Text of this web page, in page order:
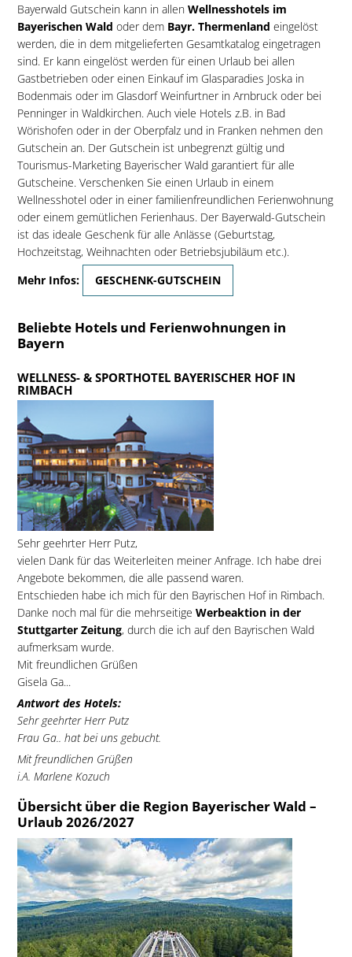
Bayerwald Gutschein kann in allen Wellnesshotels im
Bayerischen Wald oder dem Bayr. Thermenland eingelöst
werden, die in dem mitgelieferten Gesamtkatalog eingetragen
sind. Er kann eingelöst werden für einen Urlaub bei allen
Gastbetrieben oder einen Einkauf im Glasparadies Joska in
Bodenmais oder im Glasdorf Weinfurtner in Arnbruck oder bei
Penninger in Waldkirchen. Auch viele Hotels z.B. in Bad
Wörishofen oder in der Oberpfalz und in Franken nehmen den
Gutschein an. Der Gutschein ist unbegrenzt gültig und
Tourismus-Marketing Bayerischer Wald garantiert für alle
Gutscheine. Verschenken Sie einen Urlaub in einem
Wellnesshotel oder in einer familienfreundlichen Ferienwohnung
oder einem gemütlichen Ferienhaus. Der Bayerwald-Gutschein
ist das ideale Geschenk für alle Anlässe (Geburtstag,
Hochzeitstag, Weihnachten oder Betriebsjubiläum etc.).
Mehr Infos:
GESCHENK-GUTSCHEIN
Beliebte Hotels und Ferienwohnungen in
Bayern
WELLNESS- & SPORTHOTEL BAYERISCHER HOF IN
RIMBACH
Sehr geehrter Herr Putz,
vielen Dank für das Weiterleiten meiner Anfrage. Ich habe drei
Angebote bekommen, die alle passend waren.
Entschieden habe ich mich für den Bayrischen Hof in Rimbach.
Danke noch mal für die mehrseitige Werbeaktion in der
Stuttgarter Zeitung, durch die ich auf den Bayrischen Wald
aufmerksam wurde.
Mit freundlichen Grüßen
Gisela Ga...
Antwort des Hotels:
Sehr geehrter Herr Putz
Frau Ga.. hat bei uns gebucht.
Mit freundlichen Grüßen
i.A. Marlene Kozuch
Übersicht über die Region Bayerischer Wald –
Urlaub 2026/2027